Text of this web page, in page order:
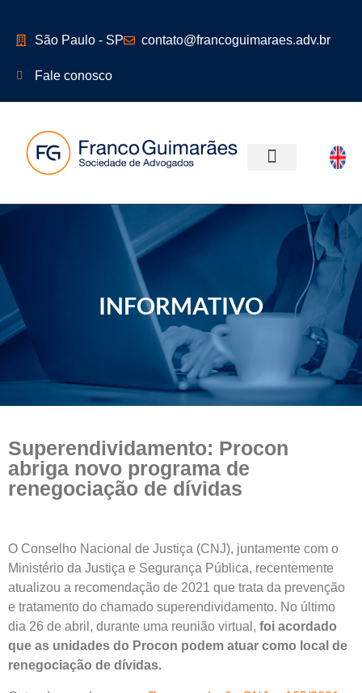
São Paulo - SP contato@francoguimaraes.adv.br
Fale conosco
INFORMATIVO
Superendividamento: Procon
abriga novo programa de
renegociação de dívidas
O Conselho Nacional de Justiça (CNJ), juntamente com o
Ministério da Justiça e Segurança Pública, recentemente
atualizou a recomendação de 2021 que trata da prevenção
e tratamento do chamado superendividamento. No último
dia 26 de abril, durante uma reunião virtual, foi acordado
que as unidades do Procon podem atuar como local de
renegociação de dívidas.